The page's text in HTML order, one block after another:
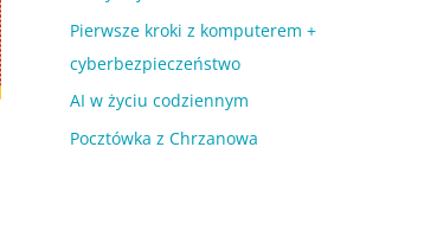
Pierwsze kroki z komputerem +
cyberbezpieczeństwo
AI w życiu codziennym
Pocztówka z Chrzanowa
ó
w